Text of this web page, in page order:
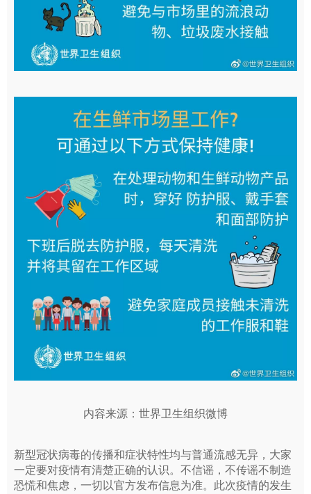
内容来源：世界卫生组织微博
新型冠状病毒的传播和症状特性均与普通流感无异，大家
一定要对疫情有清楚正确的认识。不信谣，不传谣不制造
恐慌和焦虑，一切以官方发布信息为准。此次疫情的发生